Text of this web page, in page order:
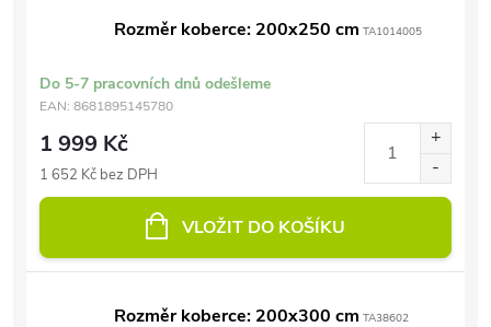
Rozměr koberce: 200x250 cm TA1014005
Do 5-7 pracovních dnů odešleme
EAN: 8681895145780
1 999 Kč
1 652 Kč bez DPH
VLOŽIT DO KOŠÍKU
Rozměr koberce: 200x300 cm TA38602